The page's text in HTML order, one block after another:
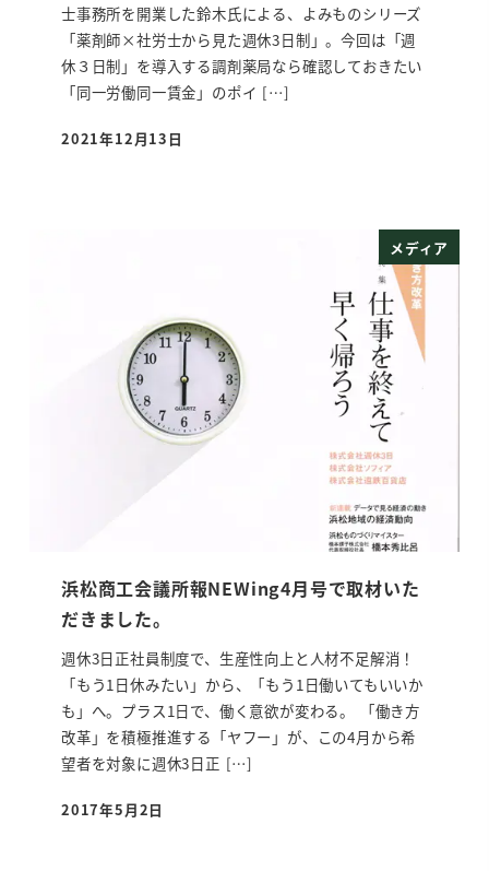
士事務所を開業した鈴木氏による、よみものシリーズ
「薬剤師×社労士から見た週休3日制」。今回は「週
休３日制」を導入する調剤薬局なら確認しておきたい
「同一労働同一賃金」のポイ […]
投稿日
2021年12月13日
メディア
浜松商工会議所報NEWing4月号で取材いた
だきました。
週休3日正社員制度で、生産性向上と人材不足解消！
「もう1日休みたい」から、「もう1日働いてもいいか
も」へ。プラス1日で、働く意欲が変わる。 「働き方
改革」を積極推進する「ヤフー」が、この4月から希
望者を対象に週休3日正 […]
投稿日
2017年5月2日